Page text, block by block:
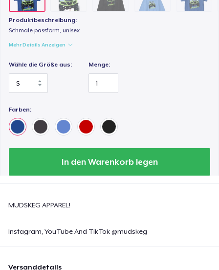
Produktbeschreibung:
Schmale passform, unisex
Mehr Details Anzeigen
Wähle die Größe aus: Menge:
Farben:
In den Warenkorb legen
MUDSKEG APPAREL!
Instagram, YouTube And TikTok @mudskeg
Versanddetails
18,99 $